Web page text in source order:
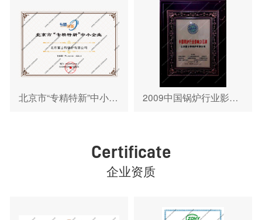
北京市“专精特新”中小企业证书 2009中国锅炉行业影响力品牌
Certificate
企业资质